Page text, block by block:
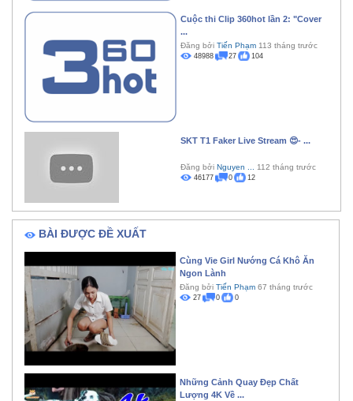
Cuộc thi Clip 360hot lần 2: "Cover
...
Đăng bởi Tiến Phạm 113 tháng trước
48988 27 104
SKT T1 Faker Live Stream 😍- ...
Đăng bởi Nguyen ... 112 tháng trước
46177 0 12
BÀI ĐƯỢC ĐỀ XUẤT
Cùng Vie Girl Nướng Cá Khô Ăn
Ngon Lành
Đăng bởi Tiến Phạm 67 tháng trước
27 0 0
Những Cảnh Quay Đẹp Chất
Lượng 4K Về ...